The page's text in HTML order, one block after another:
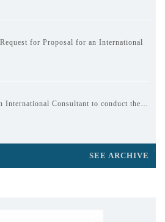
for Proposal for an International
International Consultant to conduct the…
SEE ARCHIVE